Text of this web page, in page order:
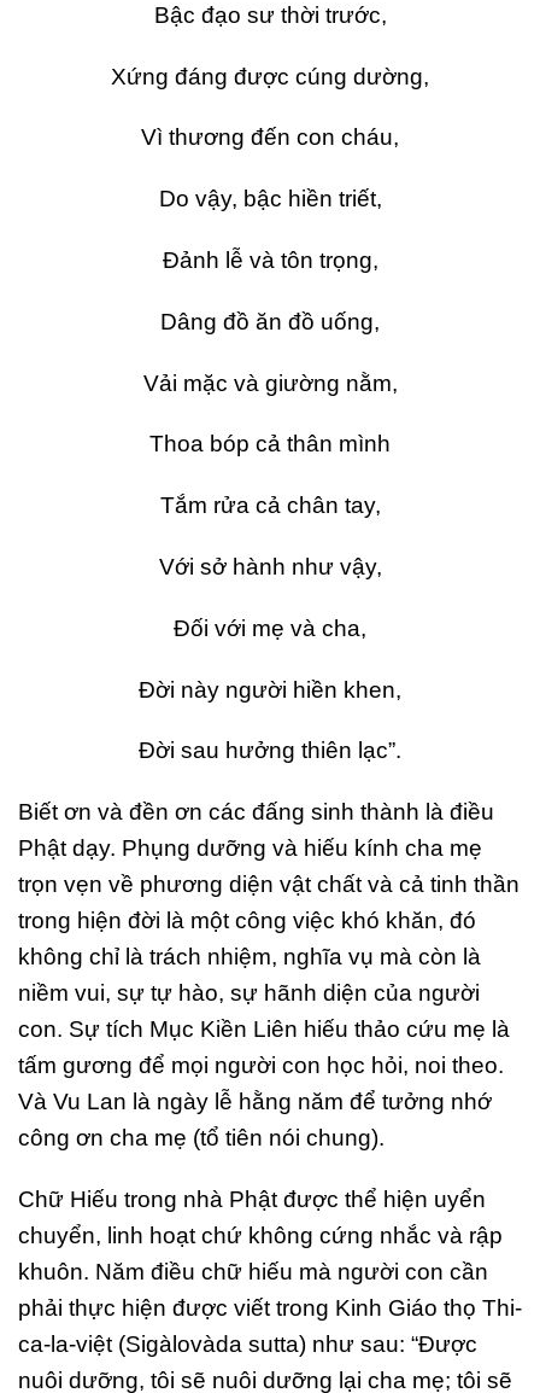
Bậc đạo sư thời trước,
Xứng đáng được cúng dường,
Vì thương đến con cháu,
Do vậy, bậc hiền triết,
Đảnh lễ và tôn trọng,
Dâng đồ ăn đồ uống,
Vải mặc và giường nằm,
Thoa bóp cả thân mình
Tắm rửa cả chân tay,
Với sở hành như vậy,
Đối với mẹ và cha,
Đời này người hiền khen,
Đời sau hưởng thiên lạc”.
Biết ơn và đền ơn các đấng sinh thành là điều
Phật dạy. Phụng dưỡng và hiếu kính cha mẹ
trọn vẹn về phương diện vật chất và cả tinh thần
trong hiện đời là một công việc khó khăn, đó
không chỉ là trách nhiệm, nghĩa vụ mà còn là
niềm vui, sự tự hào, sự hãnh diện của người
con. Sự tích Mục Kiền Liên hiếu thảo cứu mẹ là
tấm gương để mọi người con học hỏi, noi theo.
Và Vu Lan là ngày lễ hằng năm để tưởng nhớ
công ơn cha mẹ (tổ tiên nói chung).
Chữ Hiếu trong nhà Phật được thể hiện uyển
chuyển, linh hoạt chứ không cứng nhắc và rập
khuôn. Năm điều chữ hiếu mà người con cần
phải thực hiện được viết trong Kinh Giáo thọ Thi-
ca-la-việt (Sigàlovàda sutta) như sau: “Ðược
nuôi dưỡng, tôi sẽ nuôi dưỡng lại cha mẹ; tôi sẽ